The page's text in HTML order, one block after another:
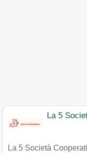
La 5
La 5 Società